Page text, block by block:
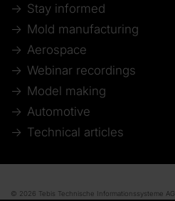
Stay informed
Mold manufacturing
Aerospace
Webinar recordings
Model making
Automotive
Technical articles
© 2026 Tebis Technische Informationssysteme AG